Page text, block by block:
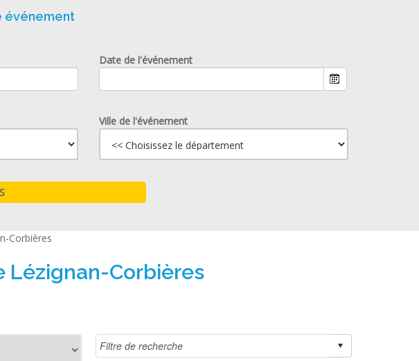
événement
Date de l'événement
Ville de l'événement
Corbières
Lézignan-Corbières